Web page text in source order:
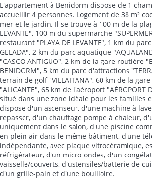
L'appartement à Benidorm dispose de 1
accueillir 4 personnes. Logement de 38 m²
mer et le jardin. Il se trouve à 100 m de la
LEVANTE", 100 m du supermarché
restaurant "PLAYA DE LEVANTE", 1 km du
GELADA", 2 km du parc aquatique
"CASCO ANTIGUO", 2 km de la gare routière
BENIDORM", 5 km du parc d'attractions
terrain de golf "VILLAITANA", 60 km de la
"ALICANTE", 65 km de l'aéroport "AÉROPORT
situé dans une zone idéale pour les familles
dispose d'un ascenseur, d'une machine à
repasser, d'un chauffage pompe à chaleur,
uniquement dans le salon, d'une piscine
en plein air dans le même bâtiment, d'une
indépendante, avec plaque vitrocéramique,
réfrigérateur, d'un micro-ondes, d'un
vaisselle/couverts, d'ustensiles/batterie de
d'un grille-pain et d'une bouilloire.